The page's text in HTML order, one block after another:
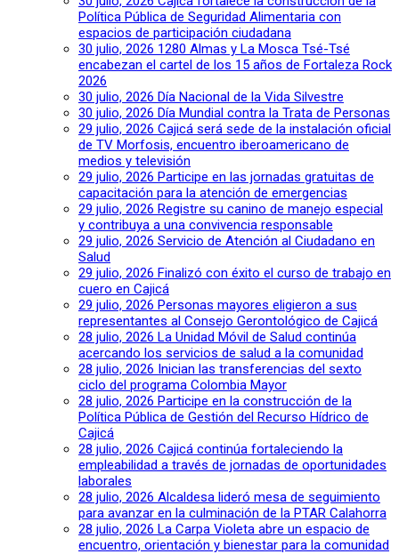
Política Pública de Seguridad Alimentaria con
espacios de participación ciudadana
30 julio, 2026 1280 Almas y La Mosca Tsé-Tsé
encabezan el cartel de los 15 años de Fortaleza Rock
2026
30 julio, 2026 Día Nacional de la Vida Silvestre
30 julio, 2026 Día Mundial contra la Trata de Personas
29 julio, 2026 Cajicá será sede de la instalación oficial
de TV Morfosis, encuentro iberoamericano de
medios y televisión
29 julio, 2026 Participe en las jornadas gratuitas de
capacitación para la atención de emergencias
29 julio, 2026 Registre su canino de manejo especial
y contribuya a una convivencia responsable
29 julio, 2026 Servicio de Atención al Ciudadano en
Salud
29 julio, 2026 Finalizó con éxito el curso de trabajo en
cuero en Cajicá
29 julio, 2026 Personas mayores eligieron a sus
representantes al Consejo Gerontológico de Cajicá
28 julio, 2026 La Unidad Móvil de Salud continúa
acercando los servicios de salud a la comunidad
28 julio, 2026 Inician las transferencias del sexto
ciclo del programa Colombia Mayor
28 julio, 2026 Participe en la construcción de la
Política Pública de Gestión del Recurso Hídrico de
Cajicá
28 julio, 2026 Cajicá continúa fortaleciendo la
empleabilidad a través de jornadas de oportunidades
laborales
28 julio, 2026 Alcaldesa lideró mesa de seguimiento
para avanzar en la culminación de la PTAR Calahorra
28 julio, 2026 La Carpa Violeta abre un espacio de
encuentro, orientación y bienestar para la comunidad